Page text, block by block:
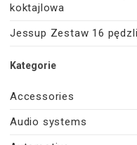
koktajlowa
Jessup Zestaw 16
Kategorie
Accessories
Audio systems